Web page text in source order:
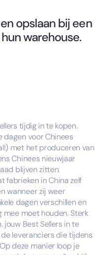
opslaan bij een
warehouse.
tijdig in te kopen.
dagen voor Chinees
met het produceren van
Chinees nieuwjaar
blijven zitten.
fabrieken in China zelf
wanneer zij weer
dagen verschillen en
mee moet houden. Sterk
jouw Best Sellers in te
leveranciers die tijdens
deze manier loop je